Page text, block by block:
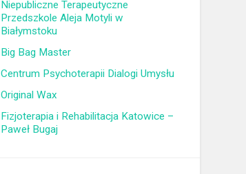
Niepubliczne Terapeutyczne
Przedszkole Aleja Motyli w
Białymstoku
Big Bag Master
Centrum Psychoterapii Dialogi Umysłu
Original Wax
Fizjoterapia i Rehabilitacja Katowice –
Paweł Bugaj